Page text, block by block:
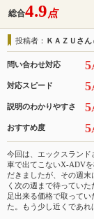
総合4.9点
投稿者： ＫＡＺＵさん
問い合わせ対応 5
対応スピード 5
説明のわかりやすさ 5
おすすめ度 5
今回は、エックスラン
車で出てこないX-ADV
だきましたが、その週
く次の週まで待ってい
足出来る価格で取って
た。もう少し近くであれ